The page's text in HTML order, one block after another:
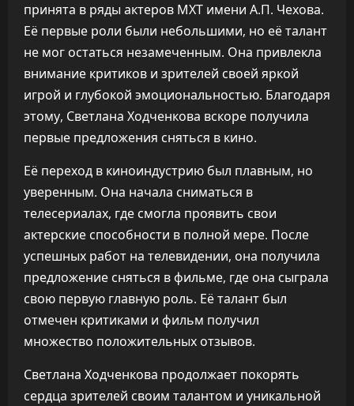
принята в ряды актеров МХТ имени А.П. Чехова.
Её первые роли были небольшими, но её талант
не мог остаться незамеченным. Она привлекла
внимание критиков и зрителей своей яркой
игрой и глубокой эмоциональностью. Благодаря
этому, Светлана Ходченкова вскоре получила
первые предложения сняться в кино.
Её переход в киноиндустрию был плавным, но
уверенным. Она начала сниматься в
телесериалах, где смогла проявить свои
актерские способности в полной мере. После
успешных работ на телевидении, она получила
предложение сняться в фильме, где она сыграла
свою первую главную роль. Её талант был
отмечен критиками и фильм получил
множество положительных отзывов.
Светлана Ходченкова продолжает покорять
сердца зрителей своим талантом и уникальной